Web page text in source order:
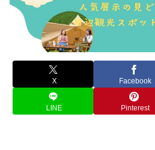
X Facebook
LINE Pinterest